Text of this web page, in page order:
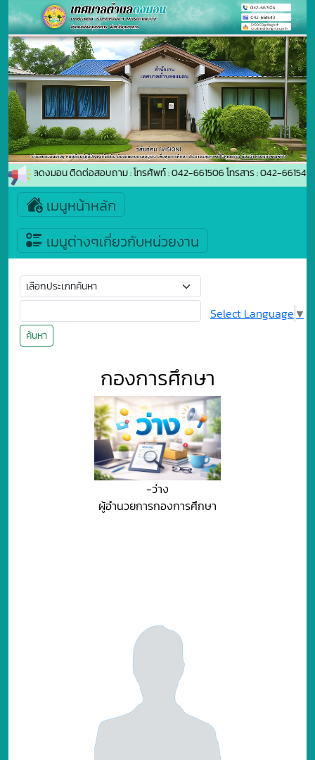
ดงมอน ติดต่อสอบถาม : โทรศัพท์ : 042-661506 โทรสาร : 042-661549 E-
เมนูหน้าหลัก
เมนูต่างๆเกี่ยวกับหน่วยงาน
ค้นหา
Select Language ▼
กองการศึกษา
-ว่าง
ผู้อำนวยการกองการศึกษา